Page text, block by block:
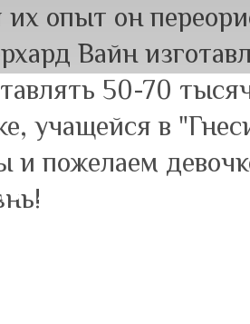
опыт он
Вайн
50-70
учащейся в